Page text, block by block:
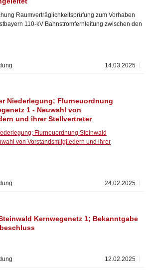
Raumverträglichkeitsprüfung zum Vorhaben
110-kV Bahnstromfernleitung zwischen den
14.03.2025
Niederlegung; Flurneuordnung
1 - Neuwahl von
und ihrer Stellvertreter
Flurneuordnung Steinwald
von Vorstandsmitgliedern und ihrer
24.02.2025
Kernwegenetz 1; Bekanntgabe
12.02.2025